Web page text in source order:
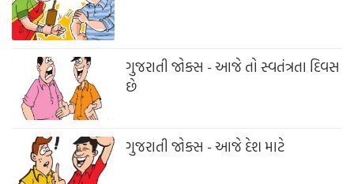
ગુજરાતી જોક્સ - આજે તો સ્વતંત્રતા દિવસ
છે
ગુજરાતી જોક્સ - આજે દેશ માટે